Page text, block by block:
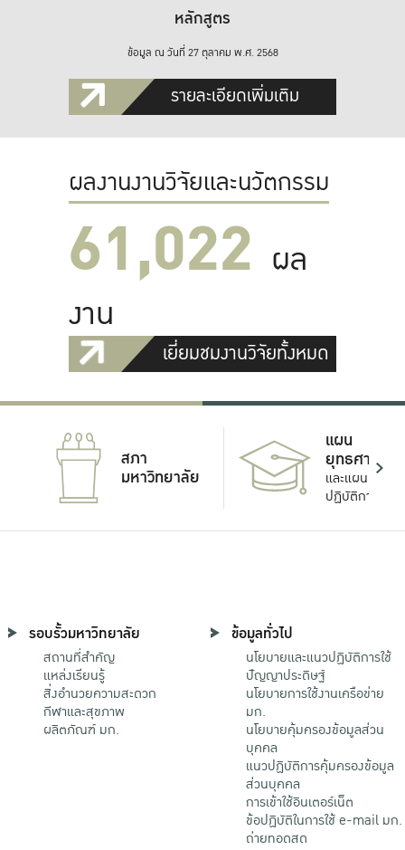
หลักสูตร
ข้อมูล ณ วันที่ 27 ตุลาคม พ.ศ. 2568
รายละเอียดเพิ่มเติม
ผลงานงานวิจัยและนวัตกรรม
61,022 ผล
งาน
เยี่ยมชมงานวิจัยทั้งหมด
สภา
มหาวิทยาลัย
แผน
ยุทธศาสตร์
และแผน
ปฏิบัติการ
รอบรั้วมหาวิทยาลัย
สถานที่สำคัญ
แหล่งเรียนรู้
สิ่งอำนวยความสะดวก
กีฬาและสุขภาพ
ผลิตภัณฑ์ มก.
ข้อมูลทั่วไป
นโยบายและแนวปฏิบัติการใช้
ปัญญาประดิษฐ์
นโยบายการใช้งานเครือข่าย
มก.
นโยบายคุ้มครองข้อมูลส่วน
บุคคล
แนวปฏิบัติการคุ้มครองข้อมูล
ส่วนบุคคล
การเข้าใช้อินเตอร์เน็ต
ข้อปฏิบัติในการใช้ e-mail มก.
ถ่ายทอดสด